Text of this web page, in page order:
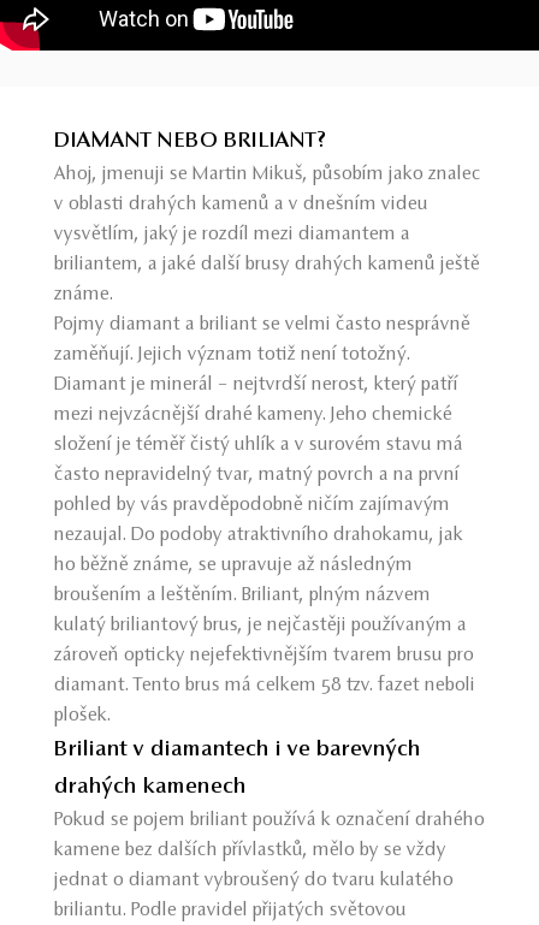
DIAMANT NEBO BRILIANT?
Ahoj, jmenuji se Martin Mikuš, působím jako znalec
v oblasti drahých kamenů a v dnešním videu
vysvětlím, jaký je rozdíl mezi diamantem a
briliantem, a jaké další brusy drahých kamenů ještě
známe.
Pojmy diamant a briliant se velmi často nesprávně
zaměňují. Jejich význam totiž není totožný.
Diamant je minerál – nejtvrdší nerost, který patří
mezi nejvzácnější drahé kameny. Jeho chemické
složení je téměř čistý uhlík a v surovém stavu má
často nepravidelný tvar, matný povrch a na první
pohled by vás pravděpodobně ničím zajímavým
nezaujal. Do podoby atraktivního drahokamu, jak
ho běžně známe, se upravuje až následným
broušením a leštěním. Briliant, plným názvem
kulatý briliantový brus, je nejčastěji používaným a
zároveň opticky nejefektivnějším tvarem brusu pro
diamant. Tento brus má celkem 58 tzv. fazet neboli
plošek.
Briliant v diamantech i ve barevných
drahých kamenech
Pokud se pojem briliant používá k označení drahého
kamene bez dalších přívlastků, mělo by se vždy
jednat o diamant vybroušený do tvaru kulatého
briliantu. Podle pravidel přijatých světovou